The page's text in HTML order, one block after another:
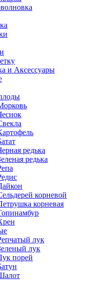
и Аксессуары
редька
редька
корневой
корневая
лук
лук
порей